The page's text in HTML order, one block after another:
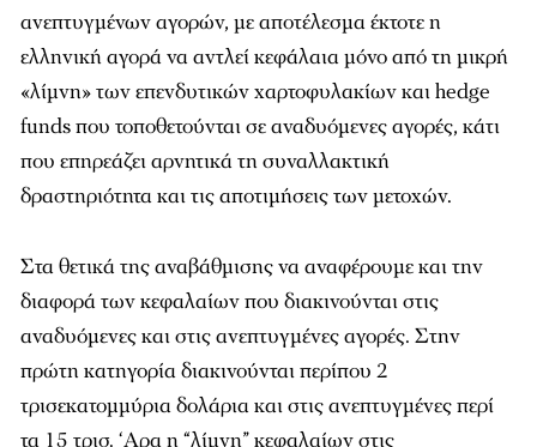
ανεπτυγμένων αγορών, με αποτέλεσμα έκτοτε η
ελληνική αγορά να αντλεί κεφάλαια μόνο από τη μικρή
«λίμνη» των επενδυτικών χαρτοφυλακίων και hedge
funds που τοποθετούνται σε αναδυόμενες αγορές, κάτι
που επηρεάζει αρνητικά τη συναλλακτική
δραστηριότητα και τις αποτιμήσεις των μετοχών.
Στα θετικά της αναβάθμισης να αναφέρουμε και την
διαφορά των κεφαλαίων που διακινούνται στις
αναδυόμενες και στις ανεπτυγμένες αγορές. Στην
πρώτη κατηγορία διακινούνται περίπου 2
τρισεκατομμύρια δολάρια και στις ανεπτυγμένες περί
τα 15 τρισ. ‘Αρα η “λίμνη” κεφαλαίων στις